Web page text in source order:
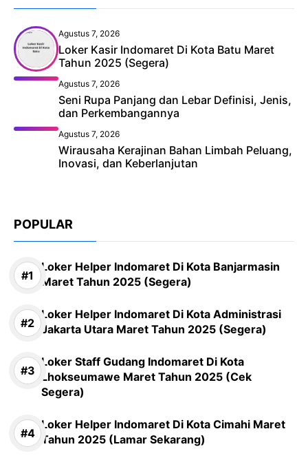
Agustus 7, 2026
Loker Kasir Indomaret Di Kota Batu Maret
Tahun 2025 (Segera)
Agustus 7, 2026
Seni Rupa Panjang dan Lebar Definisi, Jenis,
dan Perkembangannya
Agustus 7, 2026
Wirausaha Kerajinan Bahan Limbah Peluang,
Inovasi, dan Keberlanjutan
POPULAR
Loker Helper Indomaret Di Kota Banjarmasin
Maret Tahun 2025 (Segera)
Loker Helper Indomaret Di Kota Administrasi
Jakarta Utara Maret Tahun 2025 (Segera)
Loker Staff Gudang Indomaret Di Kota
Lhokseumawe Maret Tahun 2025 (Cek
Segera)
Loker Helper Indomaret Di Kota Cimahi Maret
Tahun 2025 (Lamar Sekarang)